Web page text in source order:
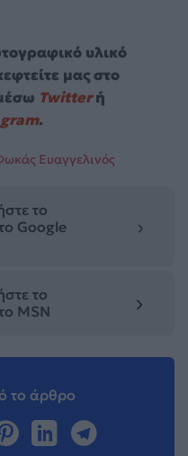
υλικό
μας στο
Twitterή
.
Ευαγγελινός
το
Google
το
MSN
το άρθρο